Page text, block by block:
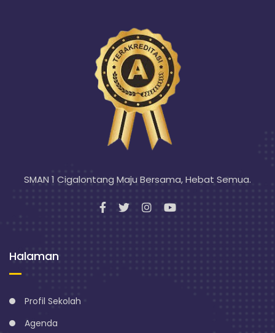
SMAN 1 Cigalontang Maju Bersama, Hebat Semua.
Halaman
Profil Sekolah
Agenda